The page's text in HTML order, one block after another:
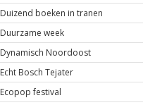
Duizend boeken in tranen
Duurzame week
Dynamisch Noordoost
Echt Bosch Tejater
Ecopop festival